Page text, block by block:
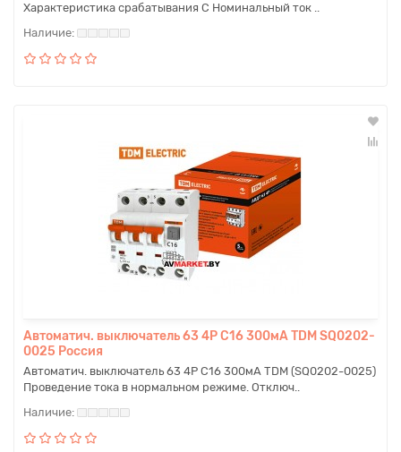
Характеристика срабатывания C Номинальный ток ..
Автоматич. выключатель 63 4P C16 300мА TDM SQ0202-
0025 Россия
Автоматич. выключатель 63 4P C16 300мА TDM (SQ0202-0025)
Проведение тока в нормальном режиме. Отключ..